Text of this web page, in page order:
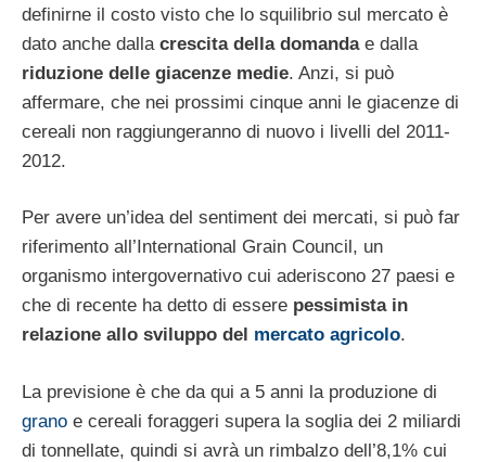
definirne il costo visto che lo squilibrio sul mercato è
dato anche dalla crescita della domandae dalla
riduzione delle giacenze medie. Anzi, si può
affermare, che nei prossimi cinque anni le giacenze di
cereali non raggiungeranno di nuovo i livelli del 2011-
2012.
Per avere un’idea del sentiment dei mercati, si può far
riferimento all’International Grain Council, un
organismo intergovernativo cui aderiscono 27 paesi e
che di recente ha detto di essere pessimista in
relazione allo sviluppo del mercato agricolo.
La previsione è che da qui a 5 anni la produzione di
grano e cereali foraggeri supera la soglia dei 2 miliardi
di tonnellate, quindi si avrà un rimbalzo dell’8,1% cui